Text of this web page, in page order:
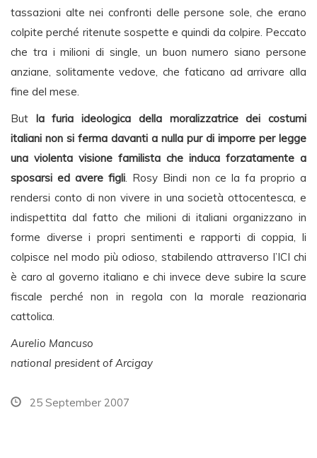
tassazioni alte nei confronti delle persone sole, che erano
colpite perché ritenute sospette e quindi da colpire. Peccato
che tra i milioni di single, un buon numero siano persone
anziane, solitamente vedove, che faticano ad arrivare alla
fine del mese.
But la furia ideologica della moralizzatrice dei costumi
italiani non si ferma davanti a nulla pur di imporre per legge
una violenta visione familista che induca forzatamente a
sposarsi ed avere figli. Rosy Bindi non ce la fa proprio a
rendersi conto di non vivere in una società ottocentesca, e
indispettita dal fatto che milioni di italiani organizzano in
forme diverse i propri sentimenti e rapporti di coppia, li
colpisce nel modo più odioso, stabilendo attraverso l’ICI chi
è caro al governo italiano e chi invece deve subire la scure
fiscale perché non in regola con la morale reazionaria
cattolica.
Aurelio Mancuso
national president of Arcigay
25 September 2007